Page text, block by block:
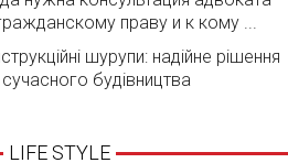
праву и к кому ...
шурупи: надійне рішення
будівництва
LIFE STYLE